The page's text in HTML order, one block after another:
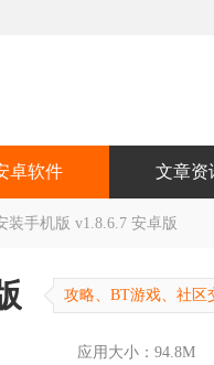
卓软件 文章资
装手机版 v1.8.6.7 安卓版
攻略、BT游戏、社区
应用大小：94.8M